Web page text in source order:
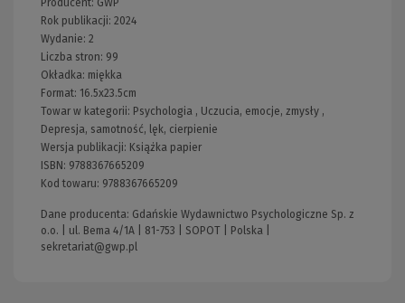
Rok publikacji: 2024
Wydanie: 2
Liczba stron: 99
Okładka: miękka
Format: 16.5x23.5cm
Towar w kategorii: Psychologia , Uczucia, emocje, zmysły ,
Depresja, samotność, lęk, cierpienie
Wersja publikacji: Książka papier
ISBN: 9788367665209
Kod towaru: 9788367665209
Dane producenta: Gdańskie Wydawnictwo Psychologiczne Sp. z
o.o. | ul. Bema 4/1A | 81-753 | SOPOT | Polska |
sekretariat@gwp.pl